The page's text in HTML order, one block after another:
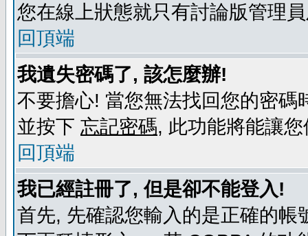
您在線上狀態就只有討論版管理
回頂端
我遺失密碼了, 該怎麼辦!
不要擔心! 當您無法找回您的密
並按下 忘記密碼, 此功能將能讓
回頂端
我已經註冊了, 但是卻不能登入!
首先, 先確認您輸入的是正確的